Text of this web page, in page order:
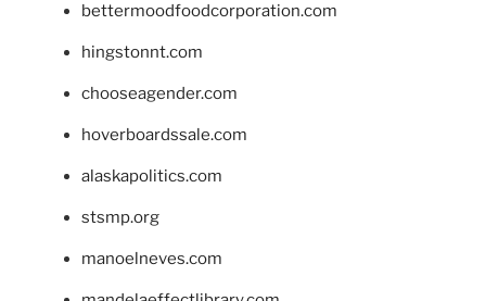
bettermoodfoodcorporation.com
hingstonnt.com
chooseagender.com
hoverboardssale.com
alaskapolitics.com
stsmp.org
manoelneves.com